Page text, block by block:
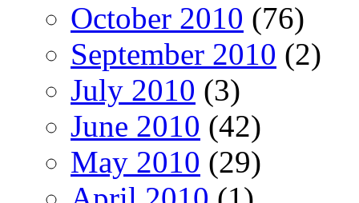
October 2010 (76)
September 2010 (2)
July 2010 (3)
June 2010 (42)
May 2010 (29)